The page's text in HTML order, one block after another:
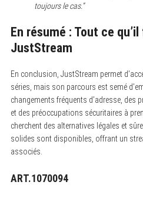
toujours le cas.”
En résumé : Tout ce
JustStream
En conclusion, JustStream permet
séries, mais son parcours est semé
changements fréquents d’adresse, des
et des préoccupations sécuritaires à
cherchent des alternatives légales et
solides sont disponibles, offrant un
associés.
ART.1070094